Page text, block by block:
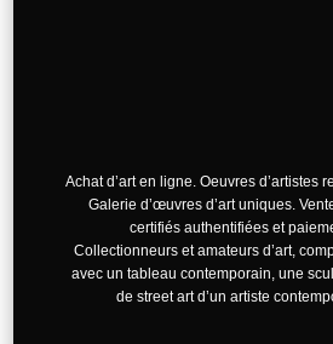
Achat d’art en ligne. Oeuvres d’artistes
Galerie d’œuvres d’art uniques.
certifiés authentifiées et
Collectionneurs et amateurs d’art,
avec un tableau contemporain, une
de street art d’un artiste